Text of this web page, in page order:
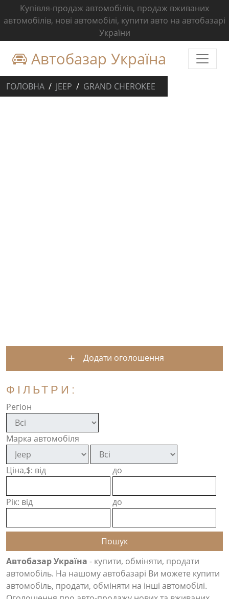
Купівля-продаж автомобілів, продаж вживаних
автомобілів, нові автомобілі, купити авто на автобазарі
України
Автобазар Україна
ГОЛОВНА JEEP GRAND CHEROKEE
Додати оголошення
ФІЛЬТРИ:
Регіон
Марка автомобіля
Ціна,$: від до
Рік: від до
Автобазар Україна - купити, обміняти, продати
автомобіль. На нашому автобазарі Ви можете купити
автомобіль, продати, обміняти на інші автомобілі.